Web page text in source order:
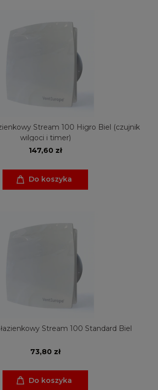
Stream 100 Higro Biel (czujnik
wilgoci i timer)
147,60 zł
Do koszyka
Stream 100 Standard Biel
73,80 zł
Do koszyka